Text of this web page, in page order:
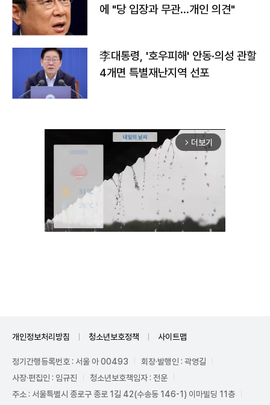
에 "당 입장과 무관…개인 의견"
李대통령, '호우피해' 안동·의성 관할
4개면 특별재난지역 선포
arrow_forward_ios 더보기
개인정보처리방침 청소년보호정책 사이트맵
정기간행등록번호 : 서울 아 00493
회장·발행인 : 곽영길
사장·편집인 : 임규진
청소년보호책임자 : 전운
주소 : 서울특별시 종로구 종로 1길 42(수송동 146-1) 이마빌딩 11층